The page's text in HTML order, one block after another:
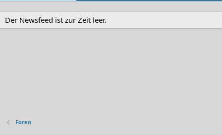
Der Newsfeed ist zur Zeit leer.
Foren